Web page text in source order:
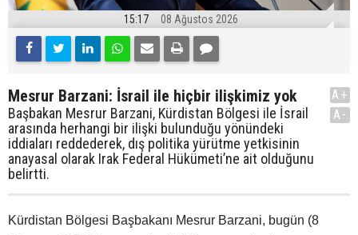
15:17 08 Ağustos 2026
Mesrur Barzani: İsrail ile hiçbir ilişkimiz yok
Başbakan Mesrur Barzani, Kürdistan Bölgesi ile İsrail
arasında herhangi bir ilişki bulunduğu yönündeki
iddiaları reddederek, dış politika yürütme yetkisinin
anayasal olarak Irak Federal Hükümeti’ne ait olduğunu
belirtti.
A+
A-
Kürdistan Bölgesi Başbakanı Mesrur Barzani, bugün (8